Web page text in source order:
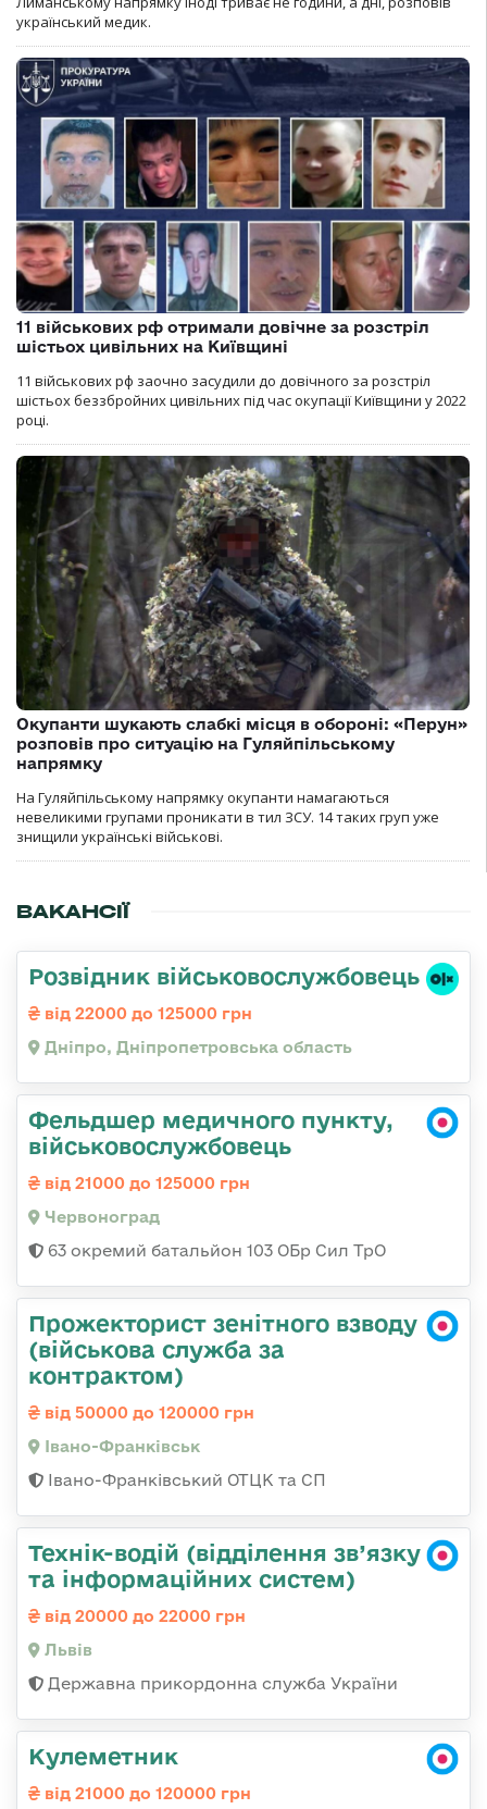
український медик.
11 військових рф отримали довічне за розстріл
шістьох цивільних на Київщині
11 військових рф заочно засудили до довічного за розстріл
шістьох беззбройних цивільних під час окупації Київщини у 2022
році.
Окупанти шукають слабкі місця в обороні: «Перун»
розповів про ситуацію на Гуляйпільському
напрямку
На Гуляйпільському напрямку окупанти намагаються
невеликими групами проникати в тил ЗСУ. 14 таких груп уже
знищили українські військові.
ВАКАНСІЇ
Розвідник військовослужбовець
від 22000 до 125000 грн
Дніпро, Дніпропетровська область
Фельдшер медичного пункту,
військовослужбовець
від 21000 до 125000 грн
Червоноград
63 окремий батальйон 103 ОБр Сил ТрО
Прожекторист зенітного взводу
(військова служба за
контрактом)
від 50000 до 120000 грн
Івано-Франківськ
Івано-Франківський ОТЦК та СП
Технік-водій (відділення зв’язку
та інформаційних систем)
від 20000 до 22000 грн
Львів
Державна прикордонна служба України
Кулеметник
від 21000 до 120000 грн